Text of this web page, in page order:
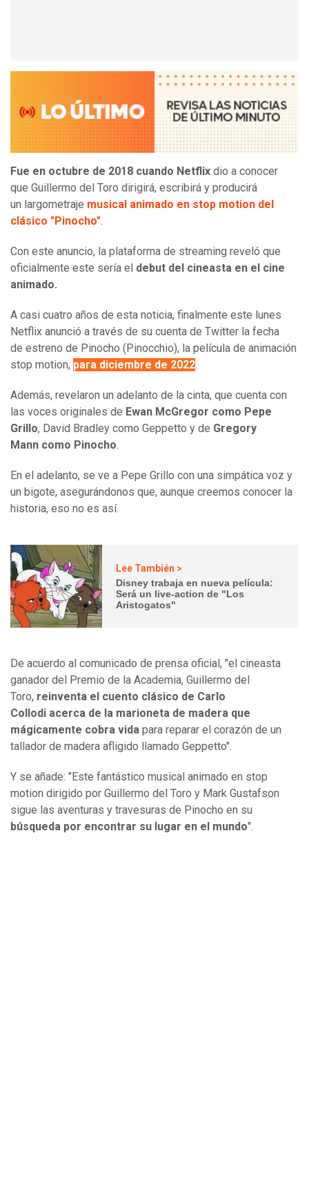
Fue en octubre de 2018 cuando Netflix dio a conocer
que Guillermo del Toro dirigirá, escribirá y producirá
un largometraje musical animado en stop motion del
clásico "Pinocho".
Con este anuncio, la plataforma de streaming reveló que
oficialmente este sería el debut del cineasta en el cine
animado.
A casi cuatro años de esta noticia, finalmente este lunes
Netflix anunció a través de su cuenta de Twitter la fecha
de estreno de Pinocho (Pinocchio), la película de animación
stop motion, para diciembre de 2022.
Además, revelaron un adelanto de la cinta, que cuenta con
las voces originales de Ewan McGregor como Pepe
Grillo, David Bradley como Geppetto y de Gregory
Mann como Pinocho.
En el adelanto, se ve a Pepe Grillo con una simpática voz y
un bigote, asegurándonos que, aunque creemos conocer la
historia, eso no es así.
Lee También >
Disney trabaja en nueva película:
Será un live-action de "Los
Aristogatos"
De acuerdo al comunicado de prensa oficial, "el cineasta
ganador del Premio de la Academia, Guillermo del
Toro, reinventa el cuento clásico de Carlo
Collodi acerca de la marioneta de madera que
mágicamente cobra vida para reparar el corazón de un
tallador de madera afligido llamado Geppetto".
Y se añade: "Este fantástico musical animado en stop
motion dirigido por Guillermo del Toro y Mark Gustafson
sigue las aventuras y travesuras de Pinocho en su
búsqueda por encontrar su lugar en el mundo".